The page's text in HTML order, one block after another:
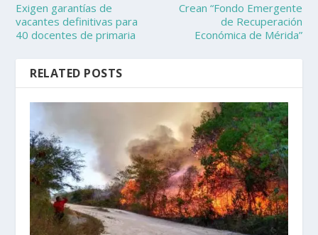
Exigen garantías de
vacantes definitivas para
40 docentes de primaria
Crean “Fondo Emergente
de Recuperación
Económica de Mérida”
RELATED POSTS